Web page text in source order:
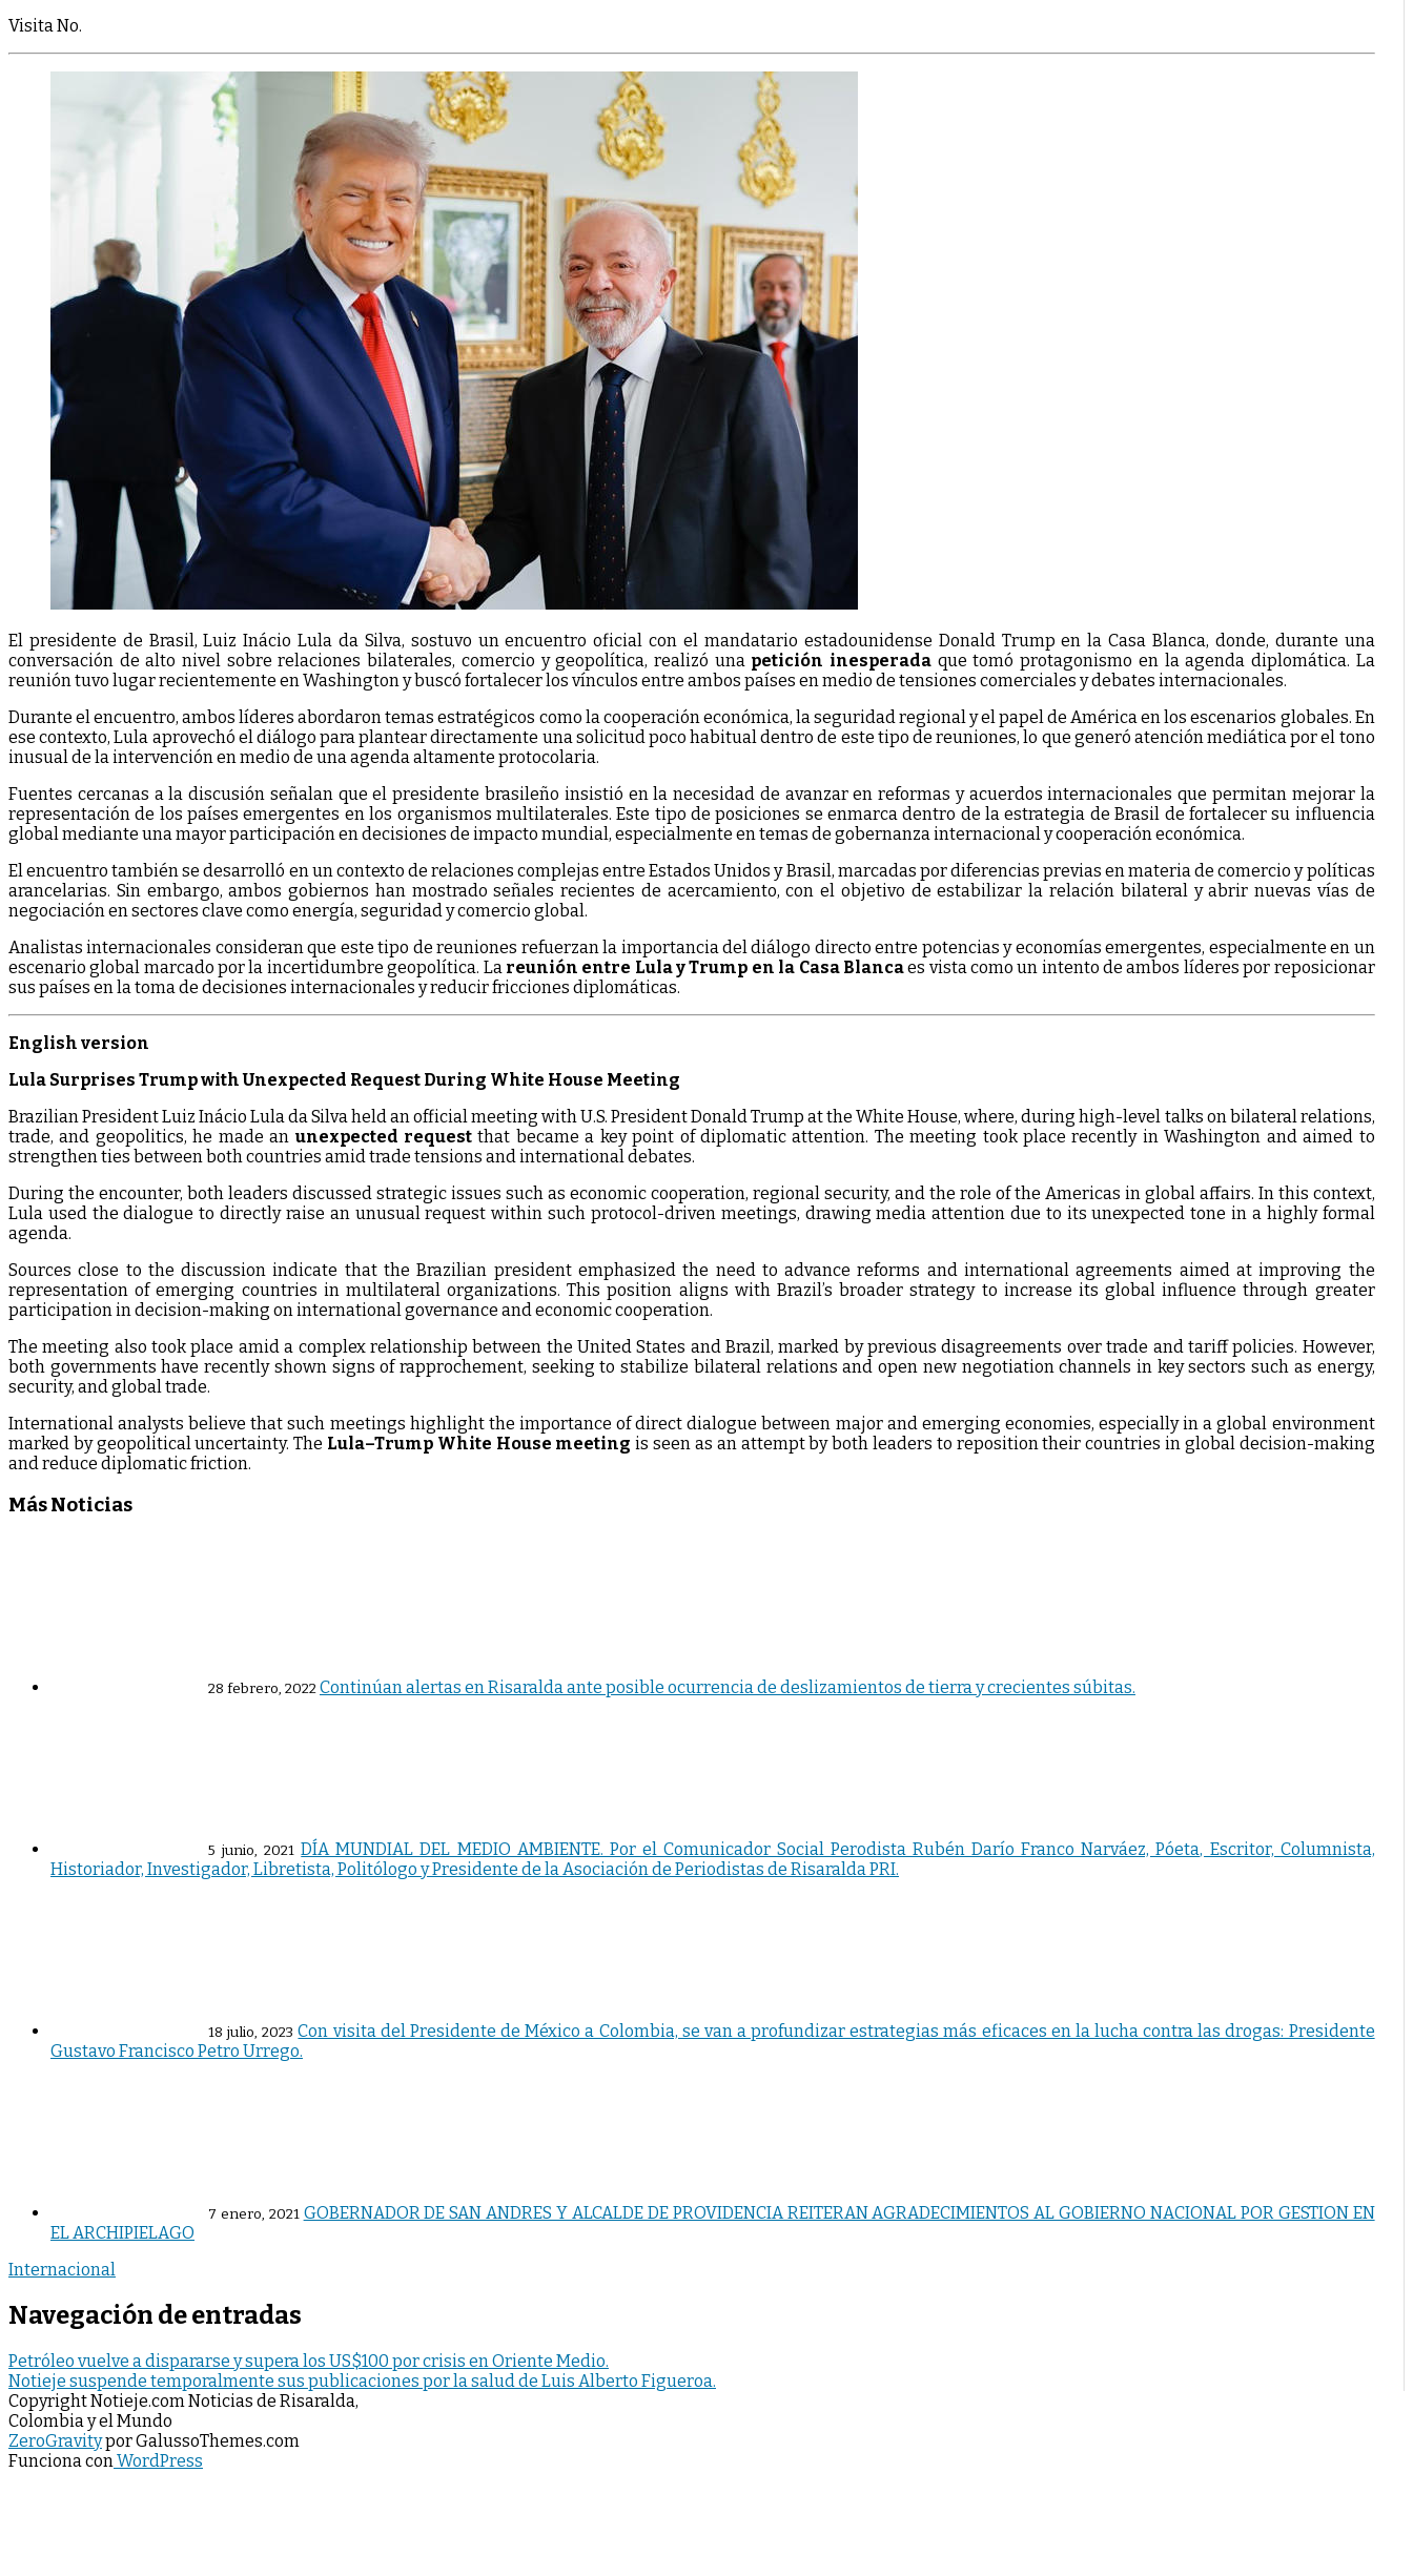
Visita No.
El presidente de Brasil, Luiz Inácio Lula da Silva, sostuvo un encuentro oficial con el mandatario estadounidense Donald Trump en la Casa Blanca, donde, durante una
conversación de alto nivel sobre relaciones bilaterales, comercio y geopolítica, realizó una petición inesperada que tomó protagonismo en la agenda diplomática. La
reunión tuvo lugar recientemente en Washington y buscó fortalecer los vínculos entre ambos países en medio de tensiones comerciales y debates internacionales.
Durante el encuentro, ambos líderes abordaron temas estratégicos como la cooperación económica, la seguridad regional y el papel de América en los escenarios globales. En
ese contexto, Lula aprovechó el diálogo para plantear directamente una solicitud poco habitual dentro de este tipo de reuniones, lo que generó atención mediática por el tono
inusual de la intervención en medio de una agenda altamente protocolaria.
Fuentes cercanas a la discusión señalan que el presidente brasileño insistió en la necesidad de avanzar en reformas y acuerdos internacionales que permitan mejorar la
representación de los países emergentes en los organismos multilaterales. Este tipo de posiciones se enmarca dentro de la estrategia de Brasil de fortalecer su influencia
global mediante una mayor participación en decisiones de impacto mundial, especialmente en temas de gobernanza internacional y cooperación económica.
El encuentro también se desarrolló en un contexto de relaciones complejas entre Estados Unidos y Brasil, marcadas por diferencias previas en materia de comercio y políticas
arancelarias. Sin embargo, ambos gobiernos han mostrado señales recientes de acercamiento, con el objetivo de estabilizar la relación bilateral y abrir nuevas vías de
negociación en sectores clave como energía, seguridad y comercio global.
Analistas internacionales consideran que este tipo de reuniones refuerzan la importancia del diálogo directo entre potencias y economías emergentes, especialmente en un
escenario global marcado por la incertidumbre geopolítica. La reunión entre Lula y Trump en la Casa Blancaes vista como un intento de ambos líderes por reposicionar
sus países en la toma de decisiones internacionales y reducir fricciones diplomáticas.
English version
Lula Surprises Trump with Unexpected Request During White House Meeting
Brazilian President Luiz Inácio Lula da Silva held an official meeting with U.S. President Donald Trump at the White House, where, during high-level talks on bilateral relations,
trade, and geopolitics, he made an unexpected requestthat became a key point of diplomatic attention. The meeting took place recently in Washington and aimed to
strengthen ties between both countries amid trade tensions and international debates.
During the encounter, both leaders discussed strategic issues such as economic cooperation, regional security, and the role of the Americas in global affairs. In this context,
Lula used the dialogue to directly raise an unusual request within such protocol-driven meetings, drawing media attention due to its unexpected tone in a highly formal
agenda.
Sources close to the discussion indicate that the Brazilian president emphasized the need to advance reforms and international agreements aimed at improving the
representation of emerging countries in multilateral organizations. This position aligns with Brazil’s broader strategy to increase its global influence through greater
participation in decision-making on international governance and economic cooperation.
The meeting also took place amid a complex relationship between the United States and Brazil, marked by previous disagreements over trade and tariff policies. However,
both governments have recently shown signs of rapprochement, seeking to stabilize bilateral relations and open new negotiation channels in key sectors such as energy,
security, and global trade.
International analysts believe that such meetings highlight the importance of direct dialogue between major and emerging economies, especially in a global environment
marked by geopolitical uncertainty. The Lula–Trump White House meeting is seen as an attempt by both leaders to reposition their countries in global decision-making
and reduce diplomatic friction.
Más Noticias
28 febrero, 2022Continúan alertas en Risaralda ante posible ocurrencia de deslizamientos de tierra y crecientes súbitas.
5 junio, 2021 DÍA MUNDIAL DEL MEDIO AMBIENTE. Por el Comunicador Social Perodista Rubén Darío Franco Narváez, Póeta, Escritor, Columnista,
Historiador, Investigador, Libretista, Politólogo y Presidente de la Asociación de Periodistas de Risaralda PRI.
18 julio, 2023 Con visita del Presidente de México a Colombia, se van a profundizar estrategias más eficaces en la lucha contra las drogas: Presidente
Gustavo Francisco Petro Urrego.
7 enero, 2021 GOBERNADOR DE SAN ANDRES Y ALCALDE DE PROVIDENCIA REITERAN AGRADECIMIENTOS AL GOBIERNO NACIONAL POR GESTION EN
EL ARCHIPIELAGO
Internacional
Navegación de entradas
Petróleo vuelve a dispararse y supera los US$100 por crisis en Oriente Medio.
Notieje suspende temporalmente sus publicaciones por la salud de Luis Alberto Figueroa.
Copyright Notieje.com Noticias de Risaralda,
Colombia y el Mundo
ZeroGravitypor GalussoThemes.com
Funciona conWordPress